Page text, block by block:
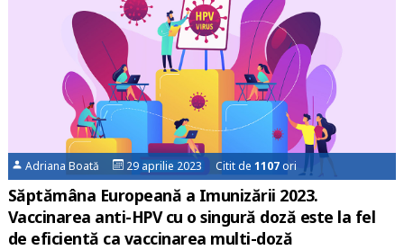
Adriana Boată 29 aprilie 2023 Citit de1107ori
Săptămâna Europeană a Imunizării 2023.
Vaccinarea anti-HPV cu o singură doză este la fel
de eficientă ca vaccinarea multi-doză